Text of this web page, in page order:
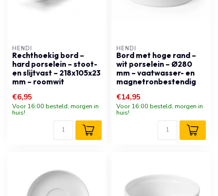
HENDI
Rechthoekig bord –
hard porselein – stoot-
en slijtvast – 218x105x23
mm – roomwit
€6,95
Voor 16:00 besteld, morgen in
huis!
HENDI
Bord met hoge rand –
wit porselein – Ø280
mm – vaatwasser- en
magnetronbestendig
€14,95
Voor 16:00 besteld, morgen in
huis!